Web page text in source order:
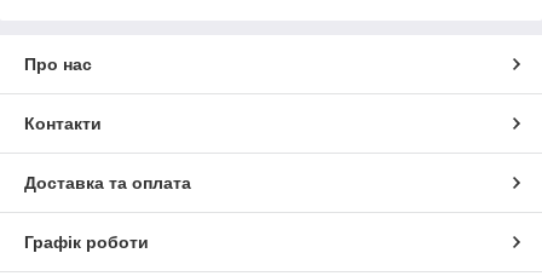
Про нас
Контакти
Доставка та оплата
Графік роботи